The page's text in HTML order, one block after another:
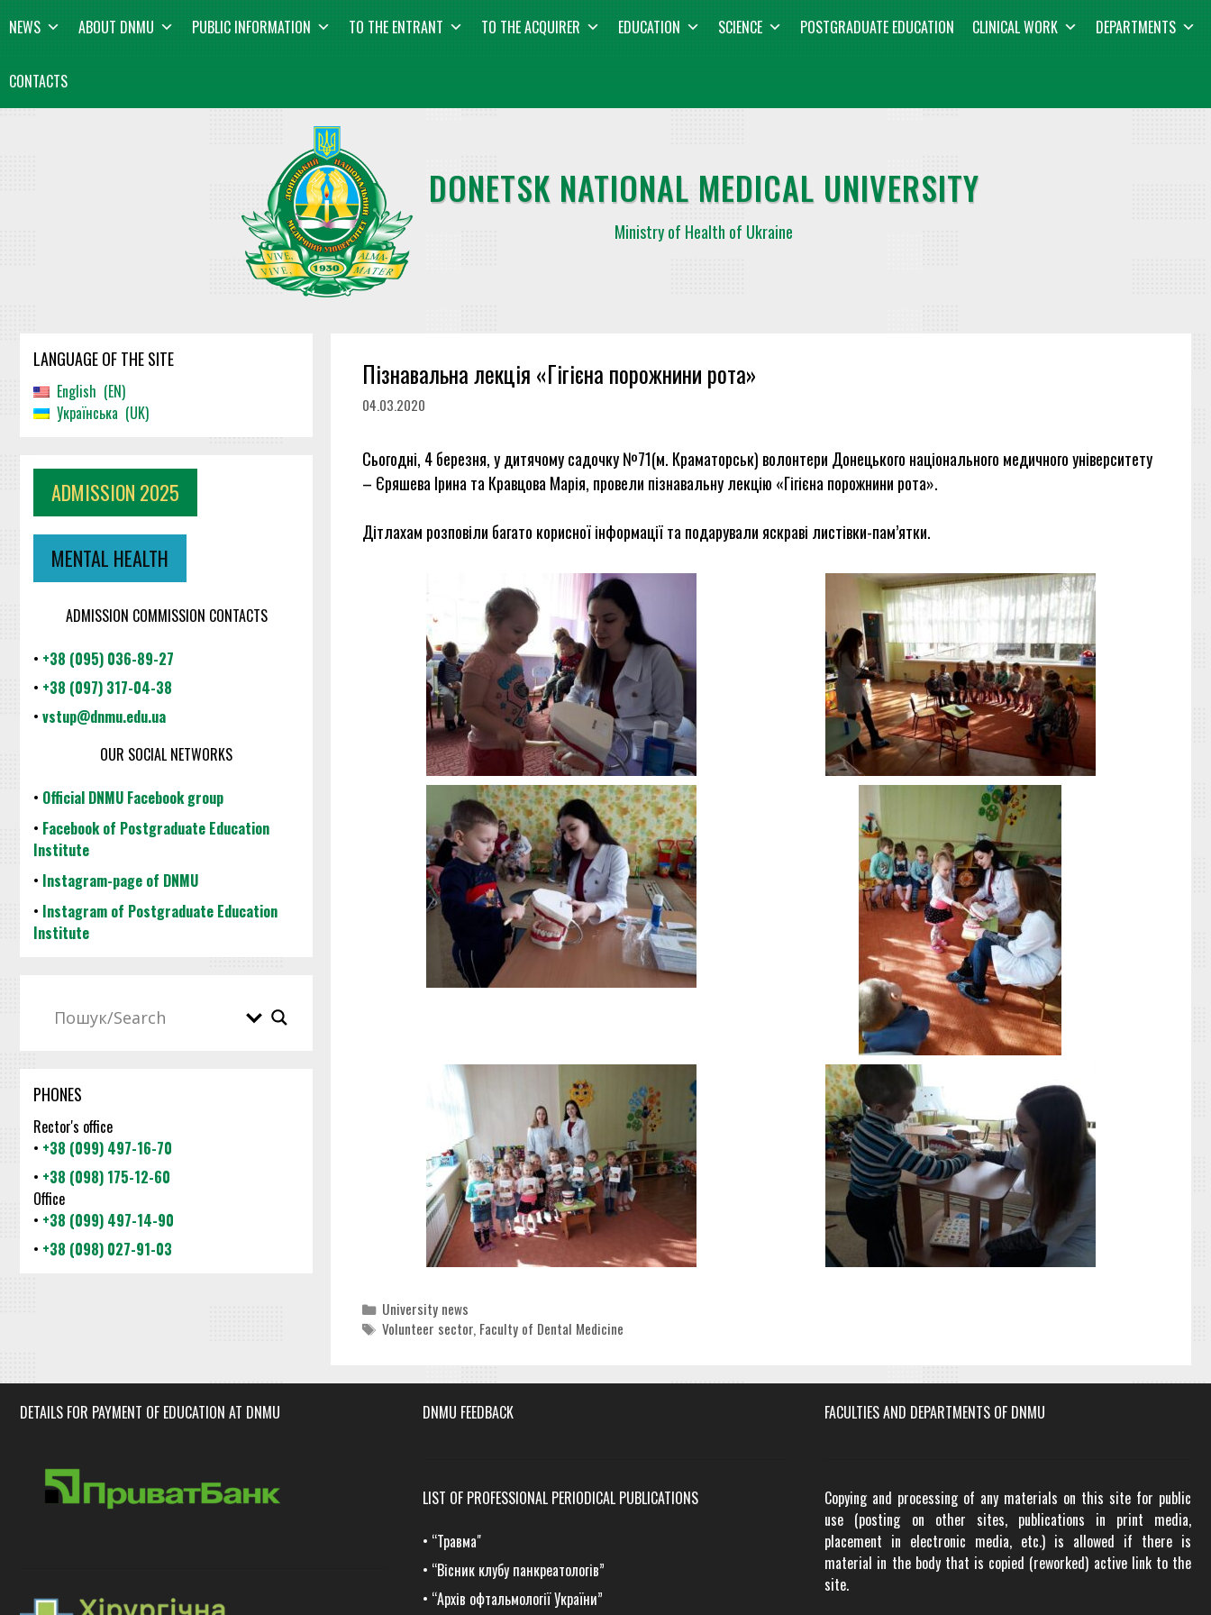
toNEWS ABOUT DNMU PUBLIC INFORMATION TO THE ENTRANT TO THE ACQUIRER EDUCATION SCIENCE POSTGRADUATE EDUCATION CLINICAL WORK DEPARTMENTS
CONTACTS
DONETSK NATIONAL MEDICAL UNIVERSITY
Ministry of Health of Ukraine
Пізнавальна лекція «Гігієна порожнини рота»
04.03.2020
Сьогодні, 4 березня, у дитячому садочку №71(м. Краматорськ) волонтери Донецького національного медичного університету
– Єряшева Ірина та Кравцова Марія, провели пізнавальну лекцію «Гігієна порожнини рота».
Дітлахам розповіли багато корисної інформації та подарували яскраві листівки-пам’ятки.
Categories
University news
Tags
Volunteer sector, Faculty of Dental Medicine
LANGUAGE OF THE SITE
English
EN
Українська
UK
ADMISSION 2025
MENTAL HEALTH
ADMISSION COMMISSION CONTACTS
• +38 (095) 036-89-27
• +38 (097) 317-04-38
• vstup@dnmu.edu.ua
OUR SOCIAL NETWORKS
• Official DNMU Facebook group
• Facebook of Postgraduate Education
Institute
• Instagram-page of DNMU
• Instagram of Postgraduate Education
Institute
PHONES
Rector's office
• +38 (099) 497-16-70
• +38 (098) 175-12-60
Office
• +38 (099) 497-14-90
• +38 (098) 027-91-03
DETAILS FOR PAYMENT OF EDUCATION AT DNMU DNMU FEEDBACK
LIST OF PROFESSIONAL PERIODICAL PUBLICATIONS
• “Травма"
• “Вісник клубу панкреатологів”
• “Архів офтальмології України”
FACULTIES AND DEPARTMENTS OF DNMU
Copying and processing of any materials on this site for public
use (posting on other sites, publications in print media,
placement in electronic media, etc.) is allowed if there is
material in the body that is copied (reworked) active link to the
site.